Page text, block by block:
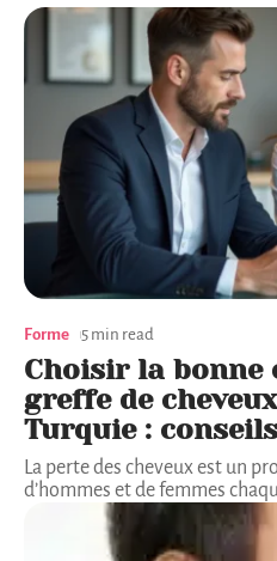
Forme 5 min read
Choisir la bonne
greffe de
Turquie :
La perte des cheveux est un
d’hommes et de femmes